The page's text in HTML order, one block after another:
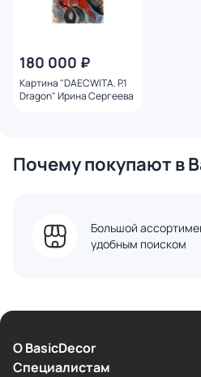
180 000 ₽
Картина "DAECWITA. P.1
Dragon" Ирина Сергеева
Почему покупают в
Большой
удобным поиском
О BasicDecor
Cпециалистам